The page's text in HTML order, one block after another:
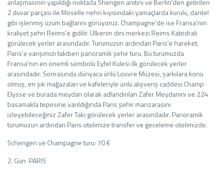
anlaşmasının yapıldığı noktada Shengen anıtını ve Berlin'den getirilen
2 duvar parçası ile Moselle nehri kıyısındaki yamaçlarda kurulu, dantel
gibi işlenmiş üzüm bağlarını görüyoruz. Champagne'de ise Fransa'nın
kraliyet şehri Reims'e gidilir. Ülkenin dini merkezi Reims Katedrali
görülecek yerler arasındadır. Turumuzun ardından Paris'e hareket.
Paris'e varışımızı takiben panoramik şehir turu. Bu turumuzda
Fransa'nın en önemli sembolü Eyfel Kulesi ilk görülecek yerler
arasındadır. Sonrasında dünyaca ünlü Louvre Müzesi, şarkılara konu
olmuş, en şık mağazaları ve kafeleriyle ünlü alışveriş caddesi Champ
Elysse ve burada meydan olarak adlandırılan Zafer Meydanını ve 224
basamakla tepesine varıldığında Paris şehir manzarasını
izleyebileceğiniz Zafer Takı görülecek yerler arasındadır. Panoramik
turumuzun ardından Paris otelimize transfer ve geceleme otelimizde.
Schengen ve Champagne turu: 70 €
2. Gün PARİS